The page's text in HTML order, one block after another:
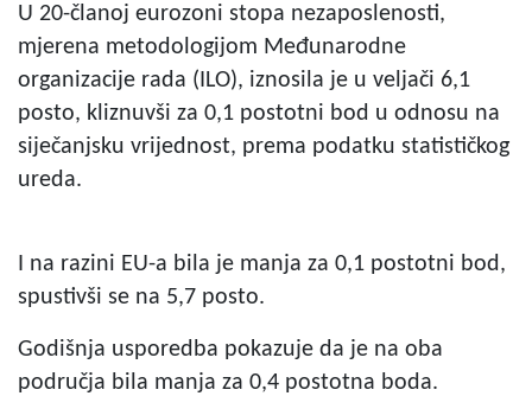
U 20-članoj eurozoni stopa nezaposlenosti,
mjerena metodologijom Međunarodne
organizacije rada (ILO), iznosila je u veljači 6,1
posto, kliznuvši za 0,1 postotni bod u odnosu na
siječanjsku vrijednost, prema podatku statističkog
ureda.
I na razini EU-a bila je manja za 0,1 postotni bod,
spustivši se na 5,7 posto.
Godišnja usporedba pokazuje da je na oba
područja bila manja za 0,4 postotna boda.